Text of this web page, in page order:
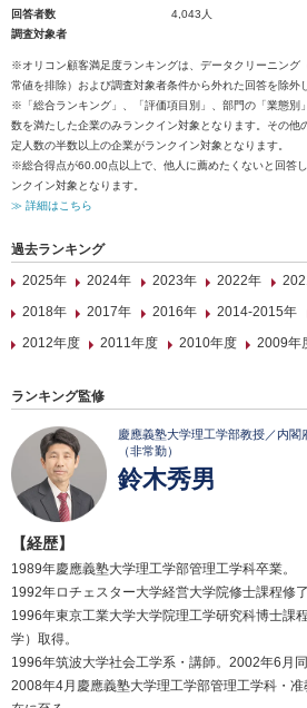
回答者数
4,043人
調査対象者
※オリコン顧客満足度ランキングは、データクリーニング
常値を排除）および調査対象者条件から外れた回答を除外
※「総合ランキング」、「評価項目別」、部門の「業態別
数を満たした企業のみランクイン対象となります。その他
定人数の半数以上の企業がランクイン対象となります。
※総合得点が60.00点以上で、他人に薦めたくないと回答
ンクイン対象となります。
≫ 詳細はこちら
過去ランキング
2025年
2024年 2023年 2022年
2018年
2017年 2016年 2014-2015年
2012年度
2011年度 2010年度 2009年
ランキング監修
慶應義塾大学理工学部教授／内閣
（非常勤）
鈴木秀男
【経歴】
1989年慶應義塾大学理工学部管理工学科卒業。
1992年ロチェスター大学経営大学院修士課程修了
1996年東京工業大学大学院理工学研究科博士課
学）取得。
1996年筑波大学社会工学系・講師。2002年6月同
2008年4月慶應義塾大学理工学部管理工学科・